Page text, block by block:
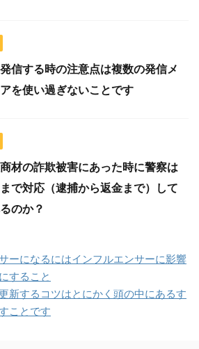
信する時の注意点は複数の発信メ
を使い過ぎないことです
材の詐欺被害にあった時に警察は
で対応（逮捕から返金まで）して
のか？
ーになるにはインフルエンサーに影響
すること
新するコツはとにかく頭の中にあるす
ことです